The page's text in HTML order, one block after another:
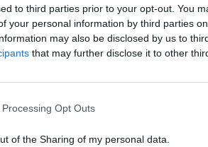
to third parties prior to your opt-out. You
your personal information by third parties
may also be disclosed by us to
that may further disclose it to other
Opt Outs
of the Sharing of my personal data.
Fonte: Università di